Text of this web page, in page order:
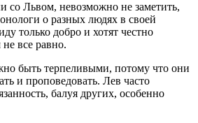
со Львом, невозможно не заметить,
о разных людях в своей
только добро и хотят честно
не все равно.
быть терпеливыми, потому что они
и проповедовать. Лев часто
балуя других, особенно